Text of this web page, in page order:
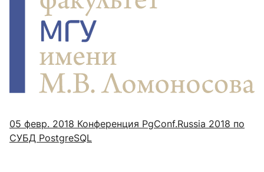
05 февр. 2018 Конференция PgConf.Russia 2018 по
СУБД PostgreSQL